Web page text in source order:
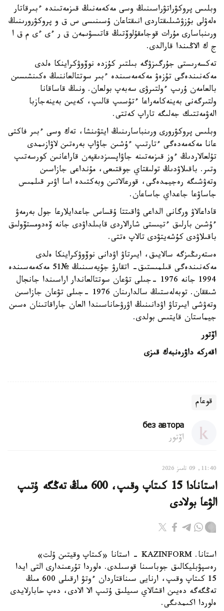
وبلىس پروكۋراتۋراسىنىڭ وسى مەكەمەنىڭ قىزمەتىندە ءبىرقاتار
ەلەۋلى بۇزۋشىلىقتاردى انىقتاعان ۇسىنىسى س ق و پروكۋرورىنىڭ
ورىنباسارى مۇرات قوجامقۇلوۆتىڭ قاتىسۋىمەن ق ر ءى ءى م ق ا
ج ك الاڭىندا قارالدى.
تەكسەرىستى جۇرگىزۋگە بىلتىر كۇزدە نوۆوۋكراينكا ەلدى
مەكەنىندەگى تۇزەۋ مەكەمەسىندە ءبىر سوتتالعاننىڭ ەكىنشىسىن
بالعامەن ۇرىپ ءولتىرۋى سەبەپ بولعان. ونىڭ قاساقانا
ولتىرگەنى بەينەكامەراعا ءتۇسىپ قالىپ، كەيىن بەينەجازبا
الەۋمەتتىك جەلىگە تاراپ كەتتى.
وبلىس پروكۋرورى ورىنباسارىنىڭ ايتۋىنشا، تەك وسى ءبىر فاكتى
عانا مەكەمەدەگى ءتارتىپ ءۇشىن جاۋاپ بەرەتىن لاۋازىمدى
تۇلعالاردىڭ ءوز قىزمەتىنە جاۋاپسىزدىقپەن قاراعانىن كورسەتىپ
وتىر. باقىلاۋدىڭ تولىقتاي جوقتىعى، مۇنداعى جازاسىن
وتەۋشىگە رەجيمدەگى، قورعالاتىن وبەكتىدە اسا اۋىر قىلمىس
جاساۋعا جاعداي جاساعان.
قاداعالاۋ ورگانى الداعى ۋاقىتتا ۇقساس جاعدايلارعا جول بەرمەۋ
ءۇشىن بارلىق ءتيىستى شارالاردى قابىلداۋدى جانە ۆەدومستۆولىق
باقىلاۋدى كۇشەيتۋدى تالاپ ەتتى.
ەستەرىڭىزگە سالايىق، ايىرتاۋ اۋدانى نوۆوۋكراينكا ەلدى
مەكەنىندەگى قىلمىستىق- اتقارۋ جۇيەسىنىڭ №51 مەكەمەسىندە
1994 جانە 1976 -جىلى تۋعان سوتتالعاندار اراسىندا جانجال
شىققان. توبەلەستىڭ سالدارىنان 1976 -جىلى تۋعان جازاسىن
وتەۋشى ايىرتاۋ اۋدانىنىڭ اۋرۋحاناسىندا العان جاراقاتىنان ەسىن
جيماستان قايتىس بولدى.
اۆتور
اقەركە داۋرەنبەك قىزى
قوعام
без автора
اۆتور
11:40, 09 تامىز 2026
استانادا 15 كىتاپ وقىپ، 600 مىڭ تەڭگە ۇتىپ
الۋعا بولادى
استانا. KAZINFORM - استانا «كىتاپ وقيتىن ۇلت»
رەسپۋبليكالىق جوباسىنا قوسىلدى. ەلوردا تۇرعىندارى التى ايدا
15 كىتاپ وقىپ، ارنايى سىناقتاردان ءوتۋ ارقىلى 600 مىڭ
تەڭگەگە دەيىن اقشالاي سىيلىق ۇتىپ الا الادى، دەپ حابارلايدى
ەلوردا اكىمدىگى.